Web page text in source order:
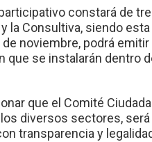
constará de
la Consultiva, siendo
noviembre, podrá
que se instalarán dentro
que el Comité
diversos sectores,
transparencia y